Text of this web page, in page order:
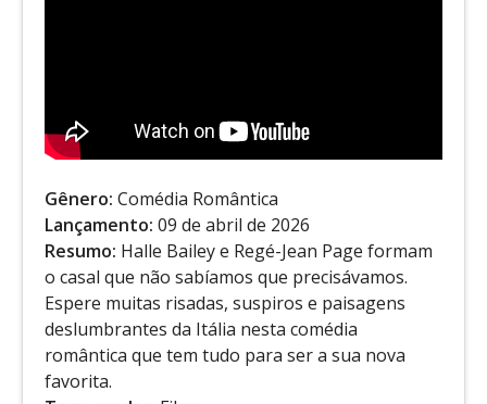
Gênero: Comédia Romântica
Lançamento: 09 de abril de 2026
Resumo: Halle Bailey e Regé-Jean Page formam
o casal que não sabíamos que precisávamos.
Espere muitas risadas, suspiros e paisagens
deslumbrantes da Itália nesta comédia
romântica que tem tudo para ser a sua nova
favorita.